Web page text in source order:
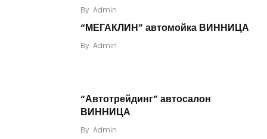
By Admin
“МЕГАКЛИН” автомойка ВИННИЦА
By Admin
“Автотрейдинг” автосалон
ВИННИЦА
By Admin